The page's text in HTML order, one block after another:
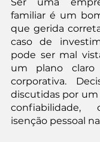
familiar é um
que gerida
caso de
pode ser mal
um plano claro
corporativa.
discutidas por um
confiabilidade,
isenção pessoal